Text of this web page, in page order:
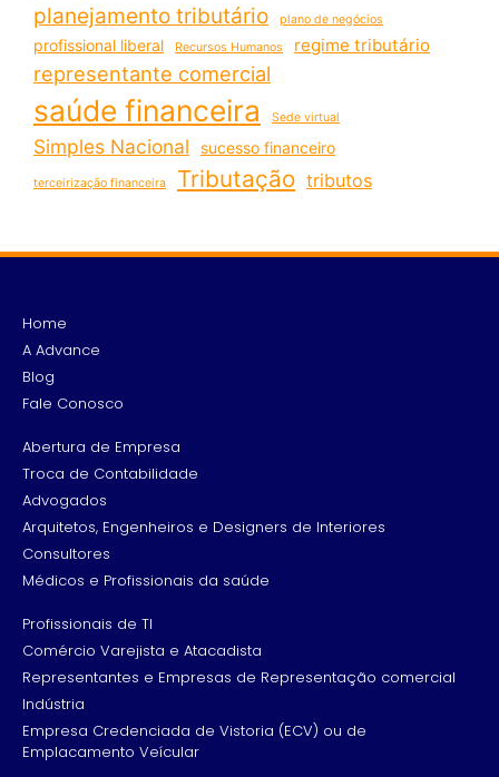
planejamento tributário plano de negócios
profissional liberal Recursos Humanos regime tributário
representante comercial
saúde financeira Sede virtual
Simples Nacional sucesso financeiro
terceirização financeira Tributação tributos
Home
A Advance
Blog
Fale Conosco
Abertura de Empresa
Troca de Contabilidade
Advogados
Arquitetos, Engenheiros e Designers de Interiores
Consultores
Médicos e Profissionais da saúde
Profissionais de TI
Comércio Varejista e Atacadista
Representantes e Empresas de Representação comercial
Indústria
Empresa Credenciada de Vistoria (ECV) ou de
Emplacamento Veícular